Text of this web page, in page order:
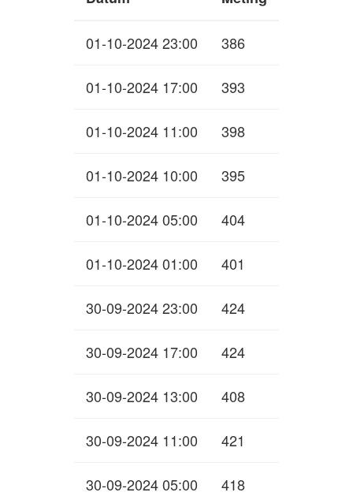
01-10-2024 23:00 386
01-10-2024 17:00 393
01-10-2024 11:00 398
01-10-2024 10:00 395
01-10-2024 05:00 404
01-10-2024 01:00 401
30-09-2024 23:00 424
30-09-2024 17:00 424
30-09-2024 13:00 408
30-09-2024 11:00 421
30-09-2024 05:00 418